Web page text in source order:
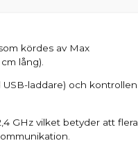
kördes av Max
lång).
laddare) och kontrollen
GHz vilket betyder att flera